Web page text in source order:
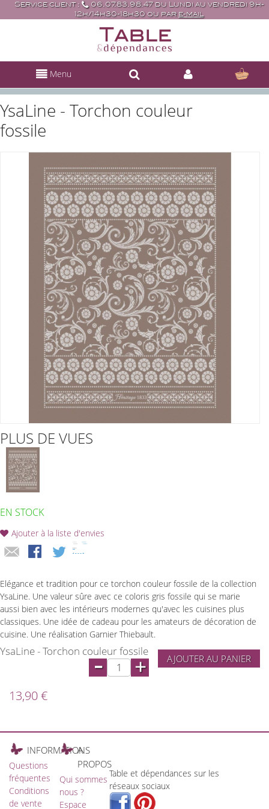
Service client :
06.07.83.98.47 du Lundi au vendredi 9h-
12h/14h30-18h30 ou par e-mail
Menu
YsaLine - Torchon couleur
fossile
PLUS DE VUES
EN STOCK
Ajouter à la liste d'envies
Elégance et tradition pour ce torchon couleur fossile de la collection
YsaLine. Une valeur sûre avec ce coloris gris fossile qui se marie
aussi bien avec les intérieurs modernes qu'avec les cuisines plus
classiques. Une idée de cadeau pour les amateurs de décoration de
cuisine. Une réalisation Garnier Thiebault.
YsaLine - Torchon couleur fossile
AJOUTER AU PANIER
- +
13,90 €
INFORMATIONS
Questions
fréquentes
Conditions
de vente
A
PROPOS
Qui sommes
nous ?
Espace
Table et dépendances sur les
réseaux sociaux